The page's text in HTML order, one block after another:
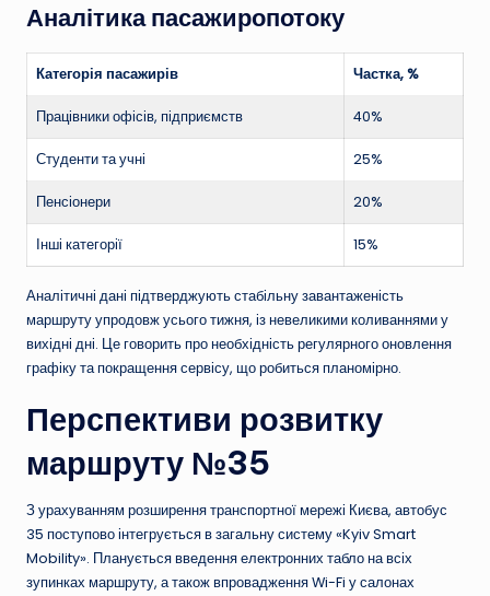
Аналітика пасажиропотоку
Категорія пасажирів Частка, %
Працівники офісів, підприємств 40%
Студенти та учні 25%
Пенсіонери 20%
Інші категорії 15%
Аналітичні дані підтверджують стабільну завантаженість
маршруту упродовж усього тижня, із невеликими коливаннями у
вихідні дні. Це говорить про необхідність регулярного оновлення
графіку та покращення сервісу, що робиться планомірно.
Перспективи розвитку
маршруту №35
З урахуванням розширення транспортної мережі Києва, автобус
35 поступово інтегрується в загальну систему «Kyiv Smart
Mobility». Планується введення електронних табло на всіх
зупинках маршруту, а також впровадження Wi-Fi у салонах